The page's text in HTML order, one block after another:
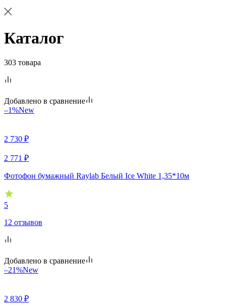
Каталог
303 товара
Добавлено в сравнение
–1%New
2 730 ₽
2 771 ₽
Фотофон бумажный Raylab Белый Ice White 1,35*10м
5
12 отзывов
Добавлено в сравнение
–21%New
2 830 ₽